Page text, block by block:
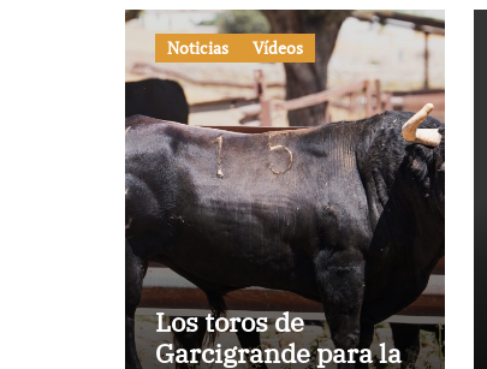
Noticias Vídeos
Los toros de
Garcigrande para la